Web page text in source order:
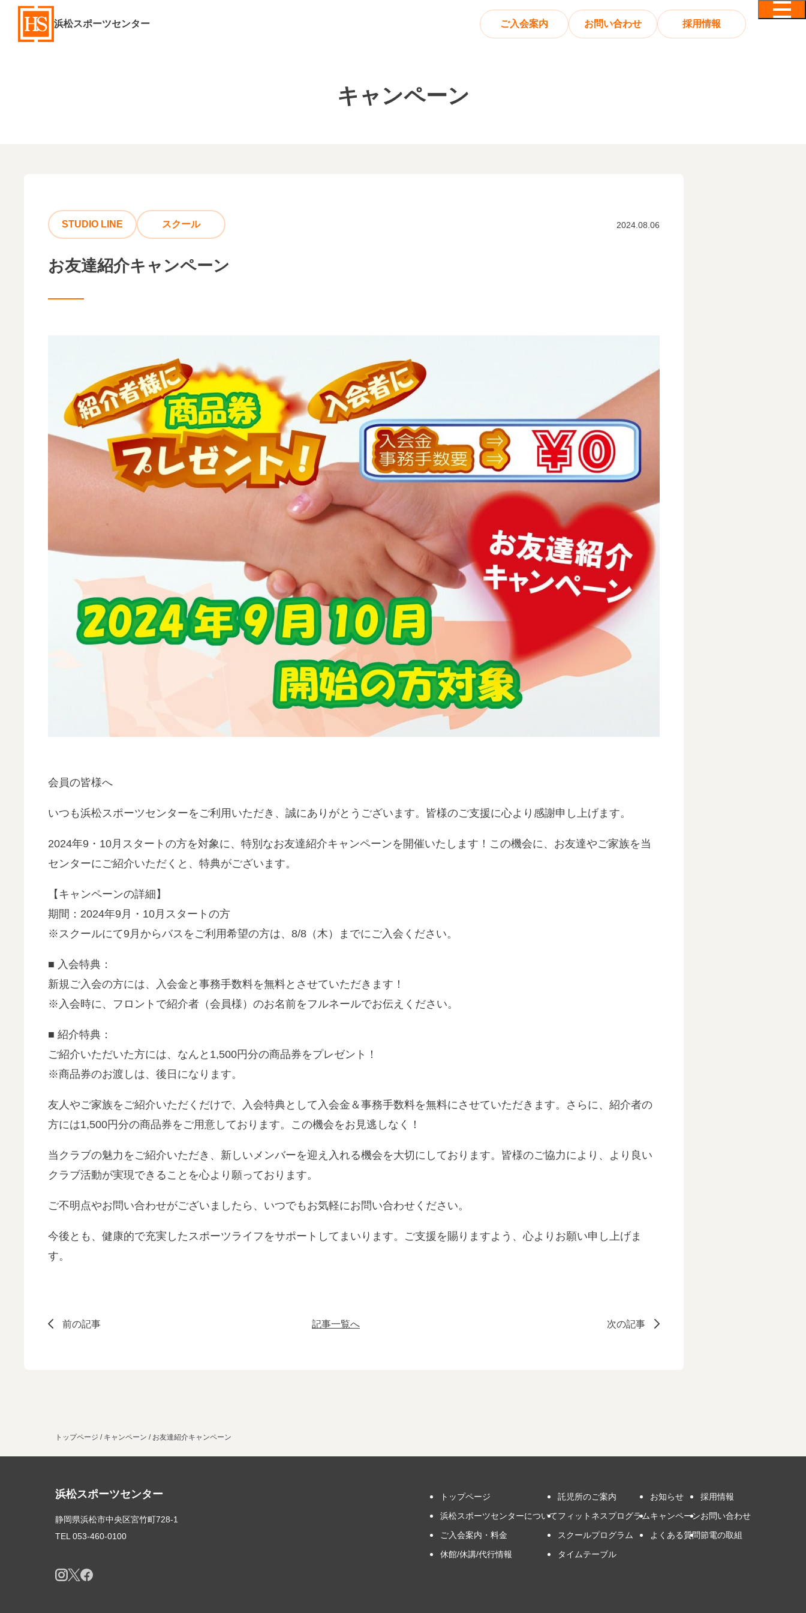
浜松スポーツセンター ご入会案内 お問い合わせ 採用情報
キャンペーン
STUDIO LINE スクール 2024.08.06
お友達紹介キャンペーン
会員の皆様へ
いつも浜松スポーツセンターをご利用いただき、誠にありがとうございます。皆様のご支援に心より感謝申し上げます。
2024年9・10月スタートの方を対象に、特別なお友達紹介キャンペーンを開催いたします！この機会に、お友達やご家族を当
センターにご紹介いただくと、特典がございます。
【キャンペーンの詳細】
期間：2024年9月・10月スタートの方
※スクールにて9月からバスをご利用希望の方は、8/8（木）までにご入会ください。
■ 入会特典：
新規ご入会の方には、入会金と事務手数料を無料とさせていただきます！
※入会時に、フロントで紹介者（会員様）のお名前をフルネールでお伝えください。
■ 紹介特典：
ご紹介いただいた方には、なんと1,500円分の商品券をプレゼント！
※商品券のお渡しは、後日になります。
友人やご家族をご紹介いただくだけで、入会特典として入会金＆事務手数料を無料にさせていただきます。さらに、紹介者の
方には1,500円分の商品券をご用意しております。この機会をお見逃しなく！
当クラブの魅力をご紹介いただき、新しいメンバーを迎え入れる機会を大切にしております。皆様のご協力により、より良い
クラブ活動が実現できることを心より願っております。
ご不明点やお問い合わせがございましたら、いつでもお気軽にお問い合わせください。
今後とも、健康的で充実したスポーツライフをサポートしてまいります。ご支援を賜りますよう、心よりお願い申し上げま
す。
前の記事 記事一覧へ 次の記事
トップページ キャンペーン お友達紹介キャンペーン
浜松スポーツセンター
静岡県浜松市中央区宮竹町728-1
TEL 053-460-0100
トップページ
浜松スポーツセンターについて
ご入会案内・料金
休館/休講/代行情報
託児所のご案内
フィットネスプログラム
スクールプログラム
タイムテーブル
お知らせ
キャンペーン
よくある質問
採用情報
お問い合わせ
節電の取組